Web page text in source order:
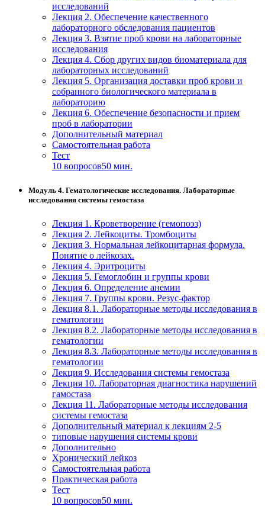
исследований
Лекция 2. Обеспечение качественного
лабораторного обследования пациентов
Лекция 3. Взятие проб крови на лабораторные
исследования
Лекция 4. Сбор других видов биоматериала для
лабораторных исследований
Лекция 5. Организация доставки проб крови и
собранного биологического материала в
лабораторию
Лекция 6. Обеспечение безопасности и прием
проб в лаборатории
Дополнительный материал
Самостоятельная работа
Тест
10 вопросов50 мин.
Модуль 4. Гематологические исследования. Лабораторные
исследования системы гемостаза
Лекция 1. Кроветворение (гемопоэз)
Лекция 2. Лейкоциты. Тромбоциты
Лекция 3. Нормальная лейкоцитарная формула.
Понятие о лейкозах.
Лекция 4. Эритроциты
Лекция 5. Гемоглобин и группы крови
Лекция 6. Определение анемии
Лекция 7. Группы крови. Резус-фактор
Лекция 8.1. Лабораторные методы исследования в
гематологии
Лекция 8.2. Лабораторные методы исследования в
гематологии
Лекция 8.3. Лабораторные методы исследования в
гематологии
Лекция 9. Исследования системы гемостаза
Лекция 10. Лабораторная диагностика нарушений
гамостаза
Лекция 11. Лабораторные методы исследования
системы гемостаза
Дополнительный материал к лекциям 2-5
типовые нарушения системы крови
Дополнительно
Хронический лейкоз
Самостоятельная работа
Практическая работа
Тест
10 вопросов50 мин.